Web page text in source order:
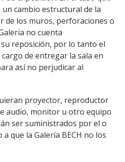
cambio estructural de la
de los muros, perforaciones o
no cuenta
reposición, por lo tanto el
de entregar la sala en
así no perjudicar al
proyector, reproductor
audio, monitor u otro equipo
ser suministrados por el o
que la Galería BECH no los